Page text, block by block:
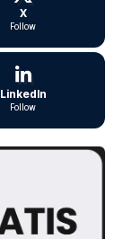
X
Follow
LinkedIn
Follow